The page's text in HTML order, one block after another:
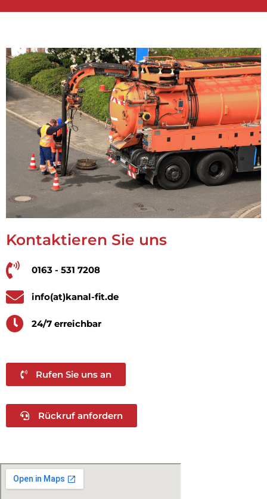
Kontaktieren Sie uns
0163 - 531 7208
info(at)kanal-fit.de
24/7 erreichbar
Rufen Sie uns an
Rückruf anfordern